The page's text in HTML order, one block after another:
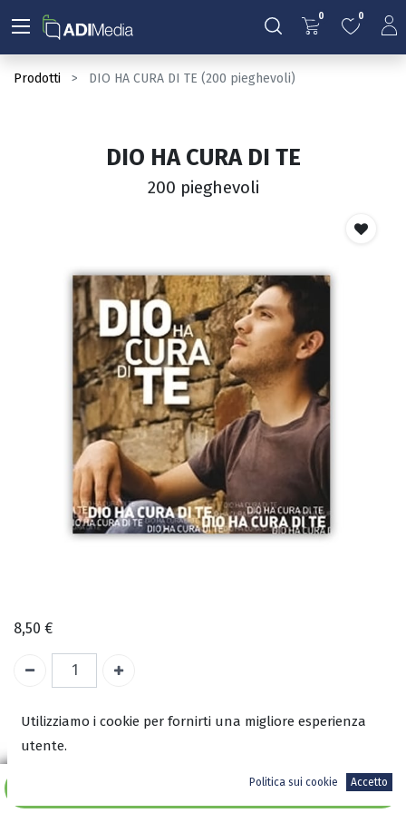
0 0
Prodotti DIO HA CURA DI TE (200 pieghevoli)
Aggiungi al carrello
DIO HA CURA DI TE
200 pieghevoli
8,50 €
A magazzino
8001895010886
Utilizziamo i cookie per fornirti una migliore esperienza
utente.
Politica sui cookie Accetto